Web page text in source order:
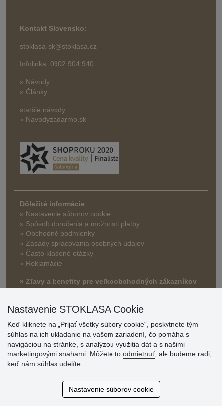
Kontakt Slovensko:
stoklasa-sk@stoklasa.cz
Infolinka: 0902 904 940
» Návody
» Články
staršie návody:
» Navodyzadarmo.sk
Dôležité informácie
» Nastavenie súborov cookie
» Spôsob doručenia a možnosti platby
» Obchodné podmienky
» Zásady spracovania osobných údajov
» Často kladené otázky
» Reklamácie
» Zľavy a benefity pre veľkoobchodných zákazníkov
zákazníkov
Nastavenie STOKLASA Cookie
Keď kliknete na „Prijať všetky súbory cookie“, poskytnete tým
súhlas na ich ukladanie na vašom zariadení, čo pomáha s
navigáciou na stránke, s analýzou využitia dát a s našimi
marketingovými snahami. Môžete to odmietnuť, ale budeme radi,
keď nám súhlas udelíte.
Nastavenie súborov cookie